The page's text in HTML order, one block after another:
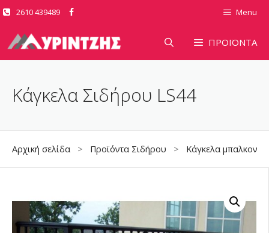
Μετάβαση
περιεχόμενο
2610 439489 Menu
ΠΡΟΪΟΝΤΑ
Κάγκελα Σιδήρου LS44
Αρχική σελίδα > Προϊόντα Σιδήρου > Κάγκελα